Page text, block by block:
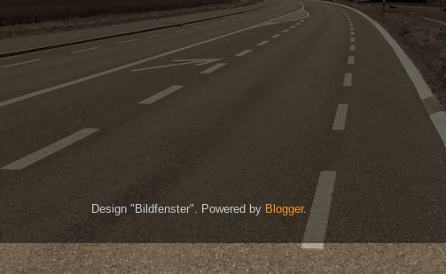
Design "Bildfenster". Powered by Blogger.